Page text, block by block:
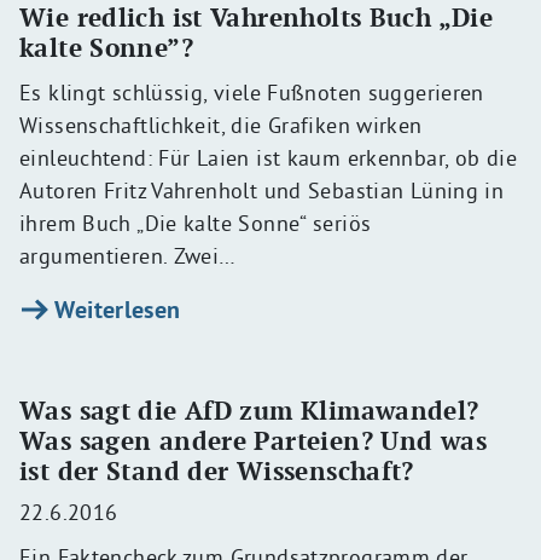
Wie redlich ist Vahrenholts Buch „Die
kalte Sonne”?
Es klingt schlüssig, viele Fußnoten suggerieren
Wissenschaftlichkeit, die Grafiken wirken
einleuchtend: Für Laien ist kaum erkennbar, ob die
Autoren Fritz Vahrenholt und Sebastian Lüning in
ihrem Buch „Die kalte Sonne“ seriös
argumentieren. Zwei…
Weiterlesen
Was sagt die AfD zum Klimawandel?
Was sagen andere Parteien? Und was
ist der Stand der Wissenschaft?
22.6.2016